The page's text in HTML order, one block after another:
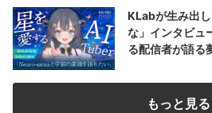
KLabが生み出
な」インタビ
る配信者が語る
もっと見る